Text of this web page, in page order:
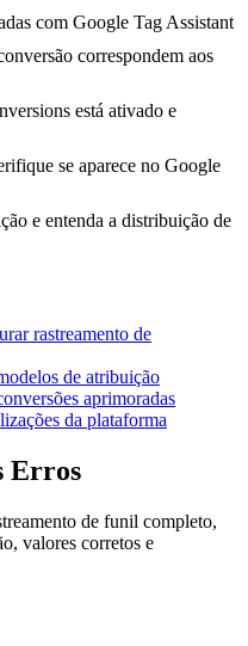
com Google Tag Assistant
correspondem aos
está ativado e
se aparece no Google
e entenda a distribuição de
rastreamento de
de atribuição
aprimoradas
da plataforma
Erros
de funil completo,
valores corretos e